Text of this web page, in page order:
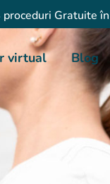
Gratuite
virtual Blog